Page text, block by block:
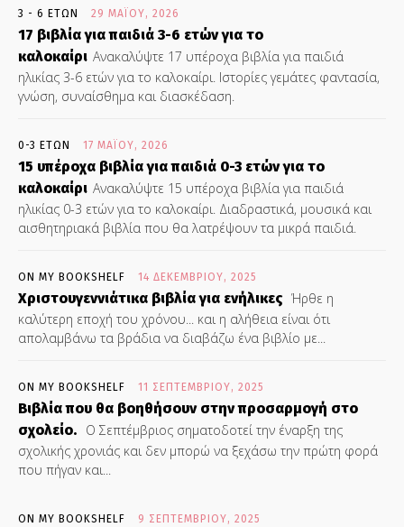
3 - 6 ΕΤΏΝ 29 ΜΑΪ́ΟΥ, 2026
17 βιβλία για παιδιά 3-6 ετών για το
καλοκαίρι Ανακαλύψτε 17 υπέροχα βιβλία για παιδιά
ηλικίας 3-6 ετών για το καλοκαίρι. Ιστορίες γεμάτες φαντασία,
γνώση, συναίσθημα και διασκέδαση.
0-3 ΕΤΏΝ 17 ΜΑΪ́ΟΥ, 2026
15 υπέροχα βιβλία για παιδιά 0-3 ετών για το
καλοκαίρι Ανακαλύψτε 15 υπέροχα βιβλία για παιδιά
ηλικίας 0-3 ετών για το καλοκαίρι. Διαδραστικά, μουσικά και
αισθητηριακά βιβλία που θα λατρέψουν τα μικρά παιδιά.
ON MY BOOKSHELF 14 ΔΕΚΕΜΒΡΊΟΥ, 2025
Χριστουγεννιάτικα βιβλία για ενήλικες Ήρθε η
καλύτερη εποχή του χρόνου... και η αλήθεια είναι ότι
απολαμβάνω τα βράδια να διαβάζω ένα βιβλίο με...
ON MY BOOKSHELF 11 ΣΕΠΤΕΜΒΡΊΟΥ, 2025
Βιβλία που θα βοηθήσουν στην προσαρμογή στο
σχολείο. Ο Σεπτέμβριος σηματοδοτεί την έναρξη της
σχολικής χρονιάς και δεν μπορώ να ξεχάσω την πρώτη φορά
που πήγαν και...
ON MY BOOKSHELF 9 ΣΕΠΤΕΜΒΡΊΟΥ, 2025